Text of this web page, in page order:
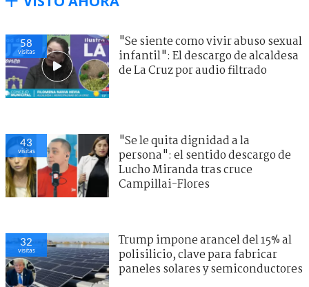
58
visitas
"Se siente como vivir abuso sexual
infantil": El descargo de alcaldesa
de La Cruz por audio filtrado
43
visitas
"Se le quita dignidad a la
persona": el sentido descargo de
Lucho Miranda tras cruce
Campillai-Flores
32
visitas
Trump impone arancel del 15% al
polisilicio, clave para fabricar
paneles solares y semiconductores